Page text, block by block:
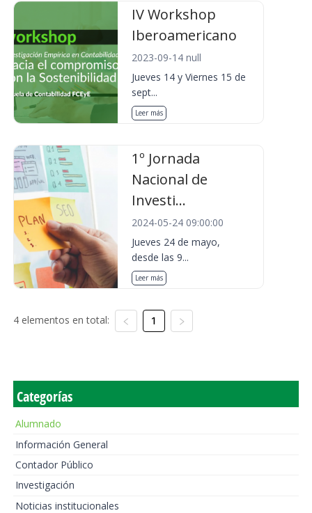
IV Workshop
Iberoamericano
2023-09-14 null
Jueves 14 y Viernes 15 de
sept...
Leer más
1º Jornada
Nacional de
Investi...
2024-05-24 09:00:00
Jueves 24 de mayo,
desde las 9...
Leer más
4 elementos en total: 1
Categorías
Alumnado
Información General
Contador Público
Investigación
Noticias institucionales